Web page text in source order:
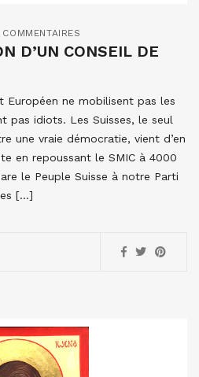
D’UN CONSEIL DE
Européen ne mobilisent pas les
pas idiots. Les Suisses, le seul
une vraie démocratie, vient d’en
en repoussant le SMIC à 4000
le Peuple Suisse à notre Parti
[…]